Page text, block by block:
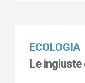
ECOLOGIA
Le